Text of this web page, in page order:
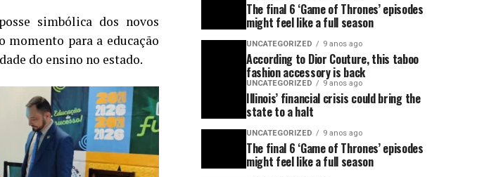
simbólica dos novos
momento para a educação
do ensino no estado.
The final 6 ‘Game of Thrones’ episodes
might feel like a full season
UNCATEGORIZED 9 anos ago
According to Dior Couture, this taboo
fashion accessory is back
UNCATEGORIZED 9 anos ago
Illinois’ financial crisis could bring the
state to a halt
UNCATEGORIZED 9 anos ago
The final 6 ‘Game of Thrones’ episodes
might feel like a full season